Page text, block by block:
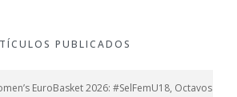
PUBLICADOS
EuroBasket 2026: #SelFemU18, Octavos